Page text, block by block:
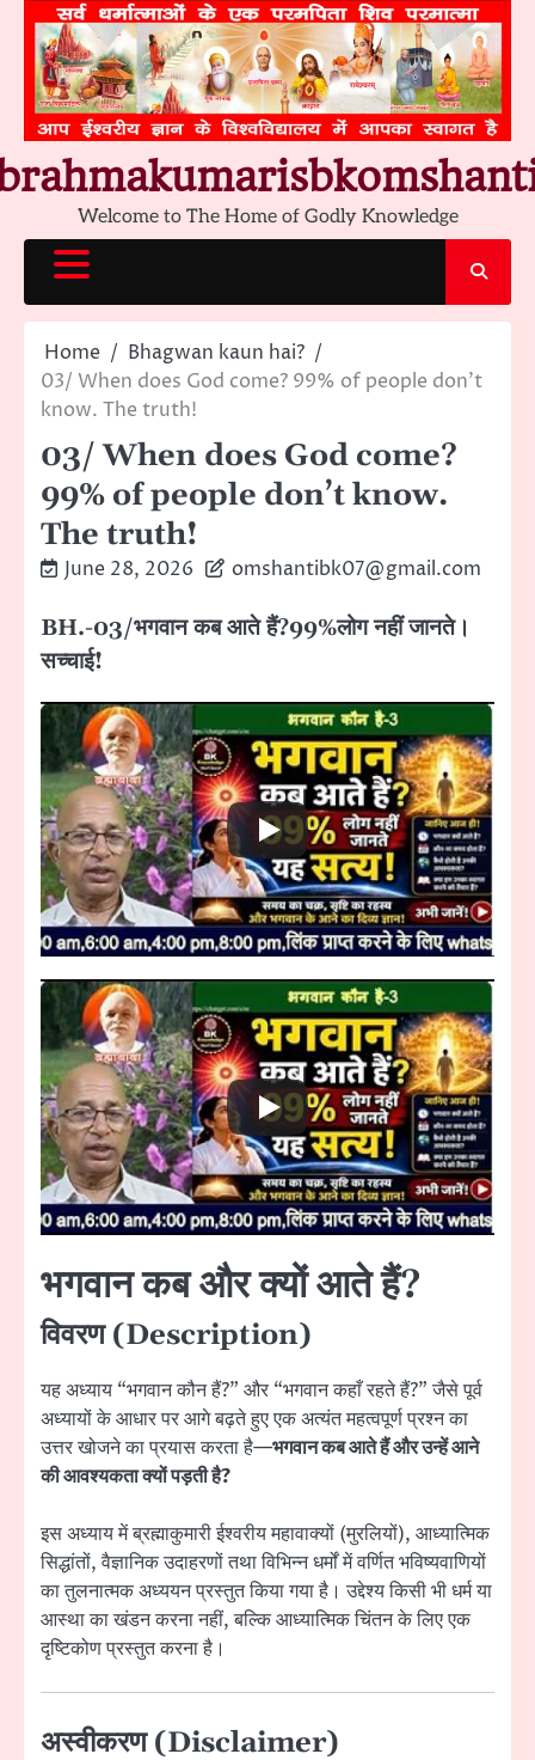
content
Welcome to The Home of Godly Knowledge
Home
Bhagwan kaun hai?
03/ When does God come? 99% of people don’t
know. The truth!
03/ When does God come?
99% of people don’t know.
The truth!
June 28, 2026 omshantibk07@gmail.com
BH.-03/भगवान कब आते हैं?99%लोग नहीं जानते।
सच्चाई!
भगवान कब और क्यों आते हैं?
विवरण (Description)
यह अध्याय “भगवान कौन हैं?” और “भगवान कहाँ रहते हैं?” जैसे पूर्व
अध्यायों के आधार पर आगे बढ़ते हुए एक अत्यंत महत्वपूर्ण प्रश्न का
उत्तर खोजने का प्रयास करता है—भगवान कब आते हैं और उन्हें आने
की आवश्यकता क्यों पड़ती है?
इस अध्याय में ब्रह्माकुमारी ईश्वरीय महावाक्यों (मुरलियों), आध्यात्मिक
सिद्धांतों, वैज्ञानिक उदाहरणों तथा विभिन्न धर्मों में वर्णित भविष्यवाणियों
का तुलनात्मक अध्ययन प्रस्तुत किया गया है। उद्देश्य किसी भी धर्म या
आस्था का खंडन करना नहीं, बल्कि आध्यात्मिक चिंतन के लिए एक
दृष्टिकोण प्रस्तुत करना है।
अस्वीकरण (Disclaimer)